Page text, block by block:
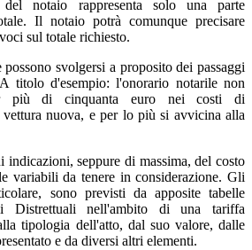
notaio rappresenta solo una parte
Il notaio potrà comunque precisare
sul totale richiesto.
svolgersi a proposito dei passaggi
titolo d'esempio: l'onorario notarile non
più di cinquanta euro nei costi di
nuova, e per lo più si avvicina alla
seppure di massima, del costo
variabili da tenere in considerazione. Gli
sono previsti da apposite tabelle
Distrettuali nell'ambito di una tariffa
tipologia dell'atto, dal suo valore, dalle
e da diversi altri elementi.